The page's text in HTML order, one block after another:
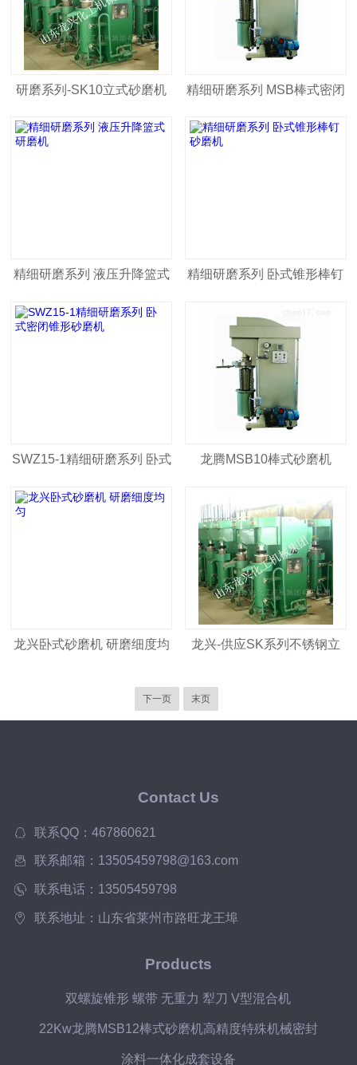
研磨系列-SK10立式砂磨机 精细研磨系列 MSB棒式密闭
砂磨机
精细研磨系列 液压升降篮式
研磨机
精细研磨系列 卧式锥形棒钉
SWZ15-1精细研磨系列 卧式
密闭锥形砂磨机
龙腾MSB10棒式砂磨机
龙兴卧式砂磨机 研磨细度均 龙兴-供应SK系列不锈钢立
下一页 末页
Contact Us
联系QQ：467860621
联系邮箱：13505459798@163.com
联系电话：13505459798
联系地址：山东省莱州市路旺龙王埠
Products
双螺旋锥形 螺带 无重力 犁刀 V型混合机
22Kw龙腾MSB12棒式砂磨机高精度特殊机械密封
涂料一体化成套设备